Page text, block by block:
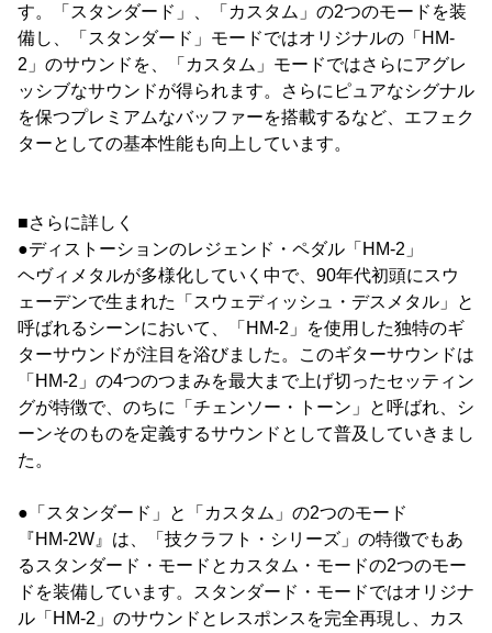
す。「スタンダード」、「カスタム」の2つのモードを装
備し、「スタンダード」モードではオリジナルの「HM-
2」のサウンドを、「カスタム」モードではさらにアグレ
ッシブなサウンドが得られます。さらにピュアなシグナル
を保つプレミアムなバッファーを搭載するなど、エフェク
ターとしての基本性能も向上しています。
■さらに詳しく
●ディストーションのレジェンド・ペダル「HM-2」
ヘヴィメタルが多様化していく中で、90年代初頭にスウ
ェーデンで生まれた「スウェディッシュ・デスメタル」と
呼ばれるシーンにおいて、「HM-2」を使用した独特のギ
ターサウンドが注目を浴びました。このギターサウンドは
「HM-2」の4つのつまみを最大まで上げ切ったセッティン
グが特徴で、のちに「チェンソー・トーン」と呼ばれ、シ
ーンそのものを定義するサウンドとして普及していきまし
た。
●「スタンダード」と「カスタム」の2つのモード
『HM-2W』は、「技クラフト・シリーズ」の特徴でもあ
るスタンダード・モードとカスタム・モードの2つのモー
ドを装備しています。スタンダード・モードではオリジナ
ル「HM-2」のサウンドとレスポンスを完全再現し、カス